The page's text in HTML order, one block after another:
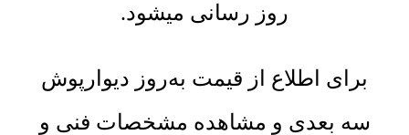
روز رسانی میشود.
برای اطلاع از قیمت به‌روز دیوارپوش
سه بعدی و مشاهده مشخصات فنی و